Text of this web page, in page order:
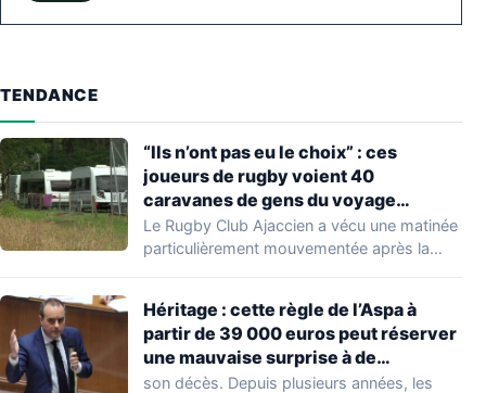
TENDANCE
“Ils n’ont pas eu le choix” : ces
joueurs de rugby voient 40
caravanes de gens du voyage
s’installer dans leur stade, ils les
délogent en moins d’1 heure
Le Rugby Club Ajaccien a vécu une matinée
particulièrement mouvementée après la
Héritage : cette règle de l’Aspa à
partir de 39 000 euros peut réserver
une mauvaise surprise à de
nombreuses familles
son décès. Depuis plusieurs années, les